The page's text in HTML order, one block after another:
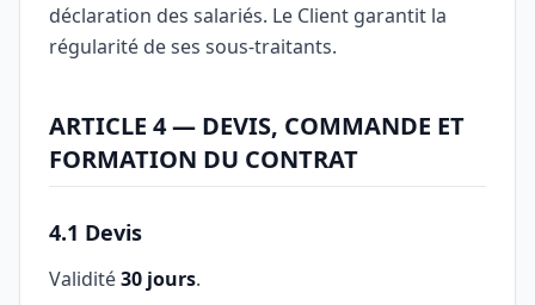
déclaration des salariés. Le Client garantit la
régularité de ses sous-traitants.
ARTICLE 4 — DEVIS, COMMANDE ET
FORMATION DU CONTRAT
4.1 Devis
Validité30 jours.